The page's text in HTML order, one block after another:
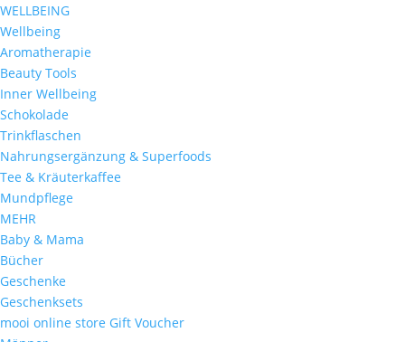
WELLBEING
Wellbeing
Aromatherapie
Beauty Tools
Inner Wellbeing
Schokolade
Trinkflaschen
Nahrungsergänzung & Superfoods
Tee & Kräuterkaffee
Mundpflege
MEHR
Baby & Mama
Bücher
Geschenke
Geschenksets
mooi online store Gift Voucher